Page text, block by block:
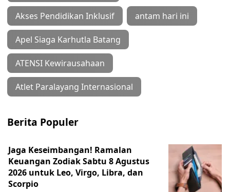
Akses Pendidikan Inklusif antam hari ini
Apel Siaga Karhutla Batang
ATENSI Kewirausahaan
Atlet Paralayang Internasional
Berita Populer
Jaga Keseimbangan! Ramalan
Keuangan Zodiak Sabtu 8 Agustus
2026 untuk Leo, Virgo, Libra, dan
Scorpio